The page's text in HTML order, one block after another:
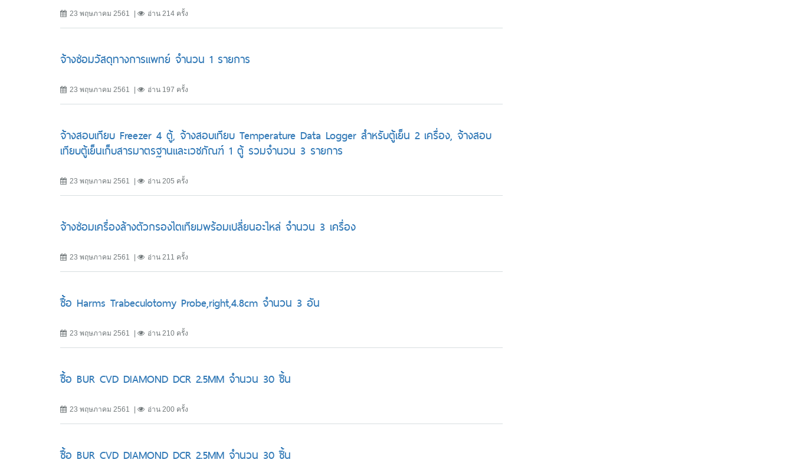
23 พฤษภาคม 2561 อ่าน 214 ครั้ง
จ้างซ่อมวัสดุทางการแพทย์ จำนวน 1 รายการ
23 พฤษภาคม 2561 อ่าน 197 ครั้ง
จ้างสอบเทียบ Freezer 4 ตู้, จ้างสอบเทียบ Temperature Data Logger สำหรับตู้เย็น 2 เครื่อง, จ้างสอบ
เทียบตู้เย็นเก็บสารมาตรฐานและเวชภัณฑ์ 1 ตู้ รวมจำนวน 3 รายการ
23 พฤษภาคม 2561 อ่าน 205 ครั้ง
จ้างซ่อมเครื่องล้างตัวกรองไตเทียมพร้อมเปลี่ยนอะไหล่ จำนวน 3 เครื่อง
23 พฤษภาคม 2561 อ่าน 211 ครั้ง
ซื้อ Harms Trabeculotomy Probe,right,4.8cm จำนวน 3 อัน
23 พฤษภาคม 2561 อ่าน 210 ครั้ง
ซื้อ BUR CVD DIAMOND DCR 2.5MM จำนวน 30 ชิ้น
23 พฤษภาคม 2561 อ่าน 200 ครั้ง
ซื้อ BUR CVD DIAMOND DCR 2.5MM จำนวน 30 ชิ้น